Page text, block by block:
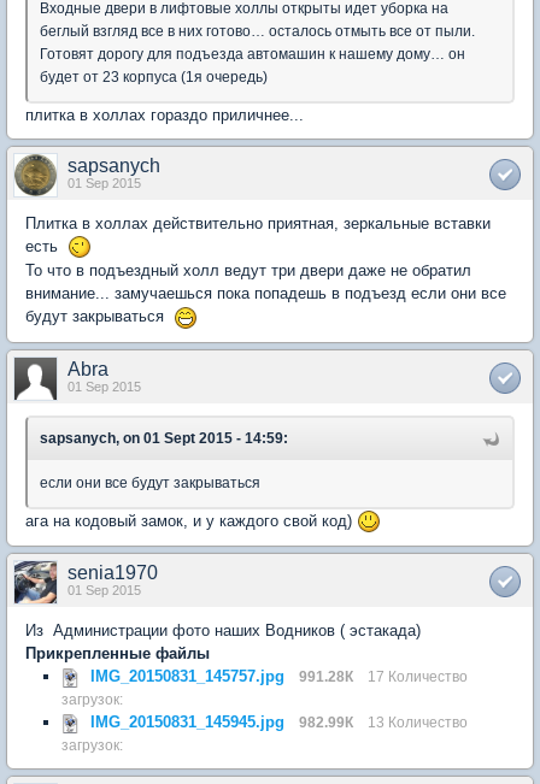
Входные двери в лифтовые холлы открыты идет уборка на
беглый взгляд все в них готово… осталось отмыть все от пыли.
Готовят дорогу для подъезда автомашин к нашему дому… он
будет от 23 корпуса (1я очередь)
плитка в холлах гораздо приличнее...
sapsanych
01 Sep 2015
Плитка в холлах действительно приятная, зеркальные вставки
есть
То что в подъездный холл ведут три двери даже не обратил
внимание... замучаешься пока попадешь в подъезд если они все
будут закрываться
Abra
01 Sep 2015
sapsanych, on 01 Sept 2015 - 14:59:
если они все будут закрываться
ага на кодовый замок, и у каждого свой код)
senia1970
01 Sep 2015
Из Администрации фото наших Водников ( эстакада)
Прикрепленные файлы
IMG_20150831_145757.jpg
991.28К
17 Количество
загрузок:
IMG_20150831_145945.jpg 982.99К
13 Количество
загрузок: